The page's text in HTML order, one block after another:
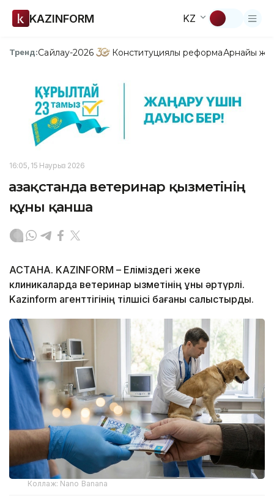
KAZINFORM KZ
Тренд:Сайлау-2026 Конституциялық реформаАрнайы
16:05, 15 Наурыз 2026
Қазақстанда ветеринар қызметінің
құны қанша
АСТАНА. KAZINFORM – Еліміздегі жеке
клиникаларда ветеринар қызметінің құны әртүрлі.
Kazinform агенттігінің тілшісі бағаны салыстырды.
Коллаж: Nano Banana